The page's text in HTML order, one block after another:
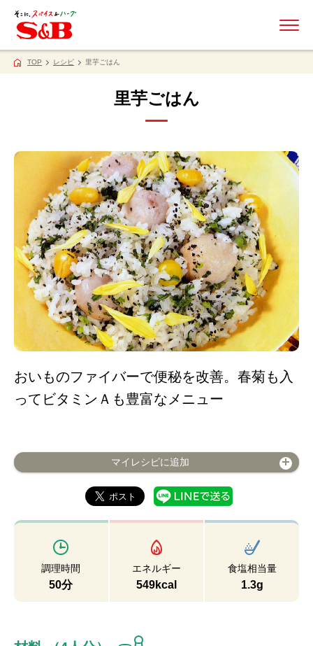
TOP レシピ 里芋ごはん
里芋ごはん
おいものファイバーで便秘を改善。春菊も入
ってビタミンＡも豊富なメニュー
マイレシピに追加
調理時間
50分
エネルギー
549kcal
食塩相当量
1.3g